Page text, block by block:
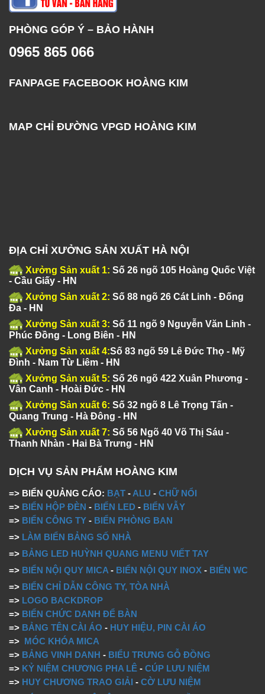
PHÒNG GÓP Ý – BẢO HÀNH
0965 865 066
FANPAGE FACEBOOK HOÀNG KIM
MAP CHỈ ĐƯỜNG VPGD HOÀNG KIM
ĐỊA CHỈ XƯỞNG SẢN XUẤT HÀ NỘI
Xưởng Sản xuất 1: Số 26 ngõ 105 Hoàng Quốc Việt
- Cầu Giấy - HN
Xưởng Sản xuất 2: Số 88 ngõ 26 Cát Linh - Đống
Đa - HN
Xưởng Sản xuất 3: Số 11 ngõ 9 Nguyễn Văn Linh -
Phúc Đồng - Long Biên - HN
Xưởng Sản xuất 4:Số 83 ngõ 59 Lê Đức Thọ - Mỹ
Đình - Nam Từ Liêm - HN
Xưởng Sản xuất 5: Số 26 ngõ 422 Xuân Phương -
Vân Canh - Hoài Đức - HN
Xưởng Sản xuất 6: Số 32 ngõ 8 Lê Trọng Tấn -
Quang Trung - Hà Đông - HN
Xưởng Sản xuất 7: Số 56 Ngõ 40 Võ Thị Sáu -
Thanh Nhàn - Hai Bà Trưng - HN
DỊCH VỤ SẢN PHẨM HOÀNG KIM
=> BIỂN QUẢNG CÁO: BẠT - ALU - CHỮ NỔI
=> BIỂN HỘP ĐÈN - BIỂN LED - BIỂN VẪY
=> BIỂN CÔNG TY - BIỂN PHÒNG BAN
=> LÀM BIỂN BẢNG SỐ NHÀ
=> BẢNG LED HUỲNH QUANG MENU VIẾT TAY
=> BIỂN NỘI QUY MICA - BIỂN NỘI QUY INOX - BIỂN WC
=> BIỂN CHỈ DẪN CÔNG TY, TÒA NHÀ
=> LOGO BACKDROP
=> BIỂN CHỨC DANH ĐỂ BÀN
=> BẢNG TÊN CÀI ÁO - HUY HIỆU, PIN CÀI ÁO
=> MÓC KHÓA MICA
=> BẢNG VINH DANH - BIỂU TRƯNG GỖ ĐỒNG
=> KỶ NIỆM CHƯƠNG PHA LÊ - CÚP LƯU NIỆM
=> HUY CHƯƠNG TRAO GIẢI - CỜ LƯU NIỆM